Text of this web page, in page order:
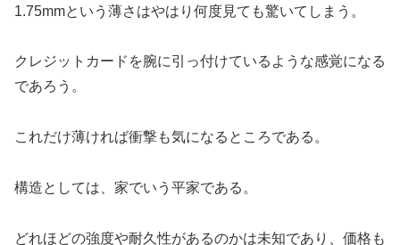
1.75mmという薄さはやはり何度見ても驚いてしまう。
クレジットカードを腕に引っ付けているような感覚になる
であろう。
これだけ薄ければ衝撃も気になるところである。
構造としては、家でいう平家である。
どれほどの強度や耐久性があるのかは未知であり、価格も